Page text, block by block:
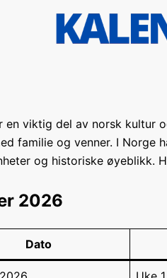
en viktig del av norsk kultur
familie og venner. I Norge
og historiske øyeblikk.
2026
Dato